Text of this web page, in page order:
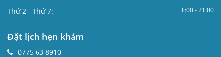
Thứ 2 - Thứ 7: 8:00 - 21:00
Đặt lịch hẹn khám
0775 63 8910